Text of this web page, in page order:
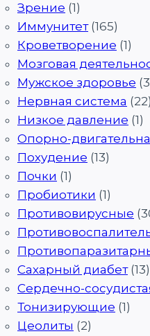
Зрение (1)
Иммунитет (165)
Кроветворение (1)
Мозговая
Мужское здоровье
Нервная система (22)
Низкое давление (1)
Опорно-
Похудение (13)
Почки (1)
Пробиотики (1)
Противовирусные
Сахарный диабет (13)
Сердечно-
Тонизирующие (1)
Цеолиты (2)